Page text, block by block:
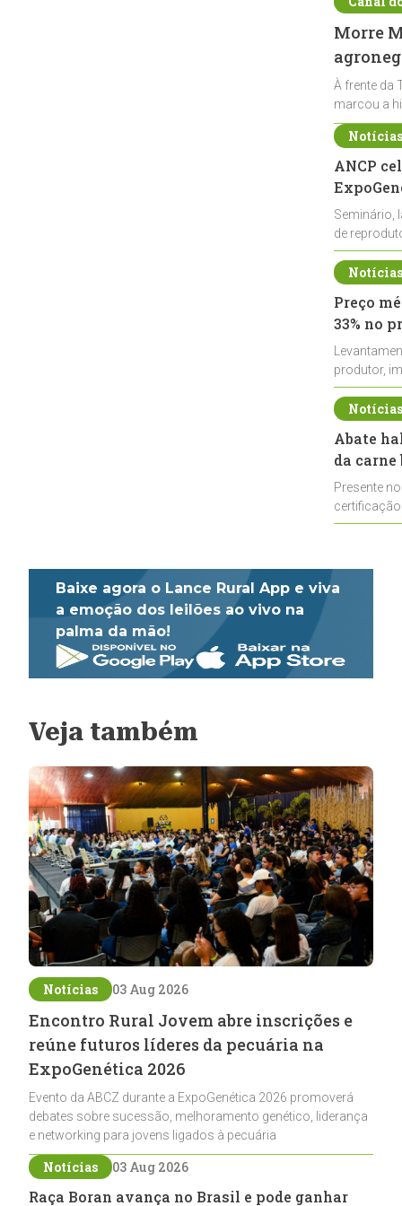
Morre
À frente da
marcou a
ANCP
Seminário,
de
durante a
Preço
33% no
produtor,
de leite cru
Abate
da
Presente
Baixe agora o Lance Rural App e viva
a emoção dos leilões ao vivo na
palma da mão!
Veja também
Notícias 03 Aug 2026
Encontro Rural Jovem abre inscrições e
reúne futuros líderes da pecuária na
ExpoGenética 2026
Evento da ABCZ durante a ExpoGenética 2026 promoverá
debates sobre sucessão, melhoramento genético, liderança
e networking para jovens ligados à pecuária
Notícias 03 Aug 2026
Raça Boran avança no Brasil e pode ganhar